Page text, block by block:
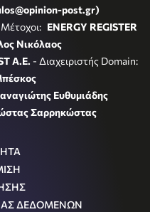
post.gr)
ENERGY REGISTER
Νικόλαος
A.E. - Διαχειριστής Domain:
Ευθυμιάδης
Σαρρηκώστας
ΔΕΔΟΜΕΝΩΝ